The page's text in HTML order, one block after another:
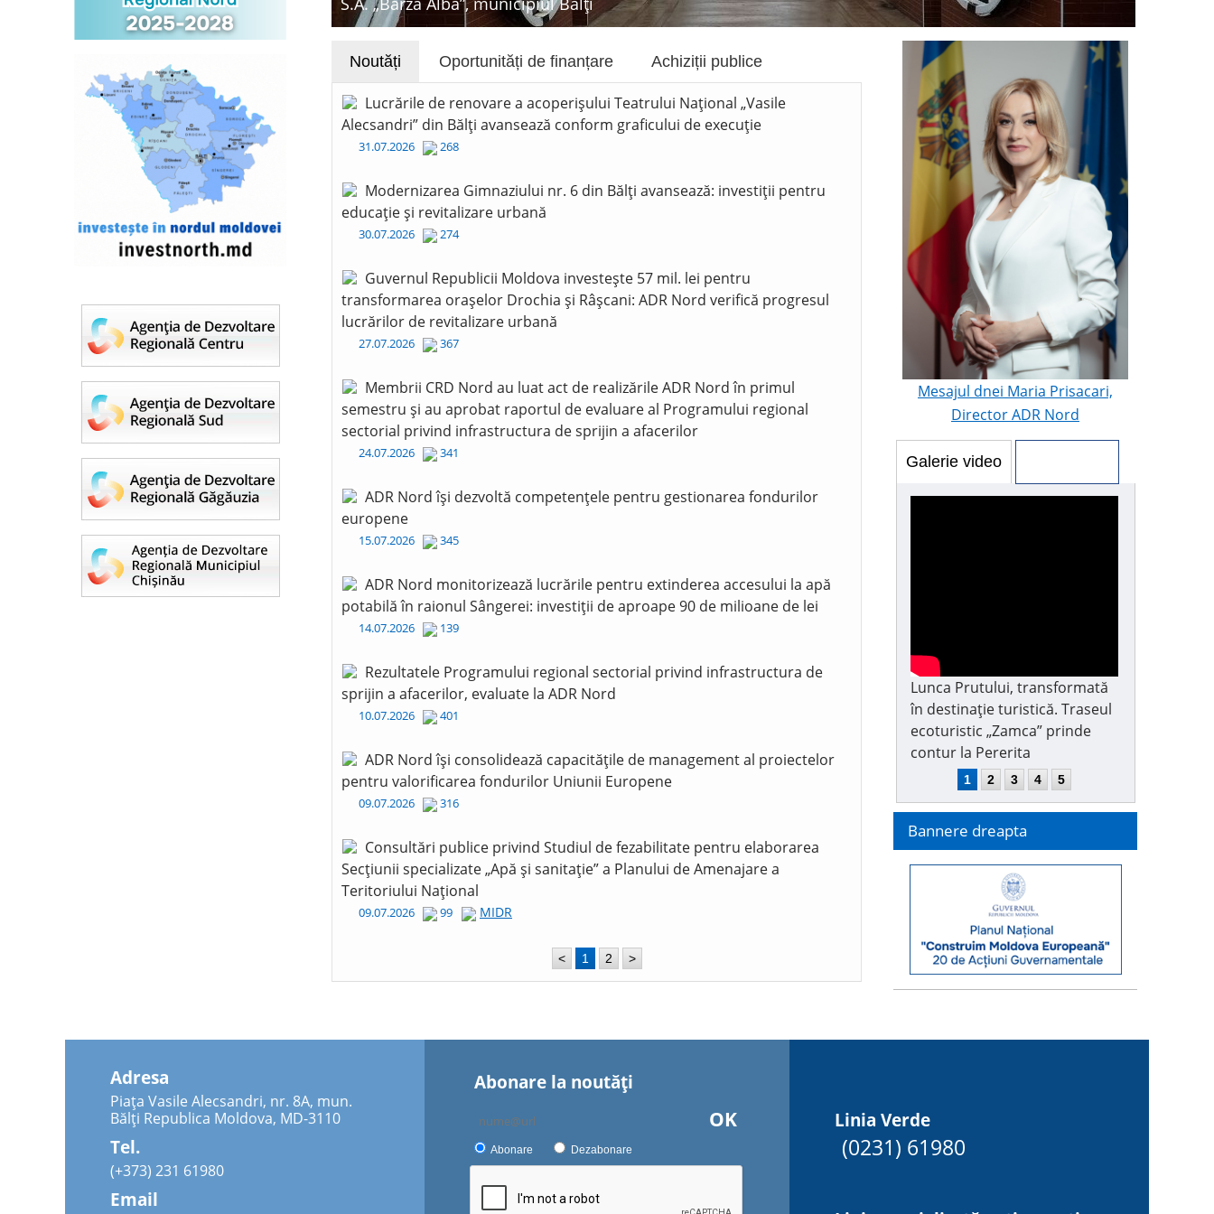
Noutăți Oportunități de finanțare Achiziții publice
Lucrările de renovare a acoperișului Teatrului Național „Vasile
Alecsandri” din Bălți avansează conform graficului de execuție
31.07.2026 268
Modernizarea Gimnaziului nr. 6 din Bălți avansează: investiții pentru
educație și revitalizare urbană
30.07.2026 274
Guvernul Republicii Moldova investește 57 mil. lei pentru
transformarea orașelor Drochia și Râșcani: ADR Nord verifică progresul
lucrărilor de revitalizare urbană
27.07.2026 367
Membrii CRD Nord au luat act de realizările ADR Nord în primul
semestru și au aprobat raportul de evaluare al Programului regional
sectorial privind infrastructura de sprijin a afacerilor
24.07.2026 341
ADR Nord își dezvoltă competențele pentru gestionarea fondurilor
europene
15.07.2026 345
ADR Nord monitorizează lucrările pentru extinderea accesului la apă
potabilă în raionul Sângerei: investiții de aproape 90 de milioane de lei
14.07.2026 139
Rezultatele Programului regional sectorial privind infrastructura de
sprijin a afacerilor, evaluate la ADR Nord
10.07.2026 401
ADR Nord își consolidează capacitățile de management al proiectelor
pentru valorificarea fondurilor Uniunii Europene
09.07.2026 316
Consultări publice privind Studiul de fezabilitate pentru elaborarea
Secțiunii specializate „Apă și sanitație” a Planului de Amenajare a
Teritoriului Național
09.07.2026 99 MIDR
< 1 2 >
Mesajul dnei Maria Prisacari,
Director ADR Nord
Galerie video
Lunca Prutului, transformată
în destinație turistică. Traseul
ecoturistic „Zamca” prinde
contur la Pererita
1 2 3 4 5
Bannere dreapta
Adresa
Piața Vasile Alecsandri, nr. 8A, mun.
Bălți Republica Moldova, MD-3110
Tel.
(+373) 231 61980
Email
Abonare la noutăţi
OK
Abonare Dezabonare
Linia Verde
(0231) 61980